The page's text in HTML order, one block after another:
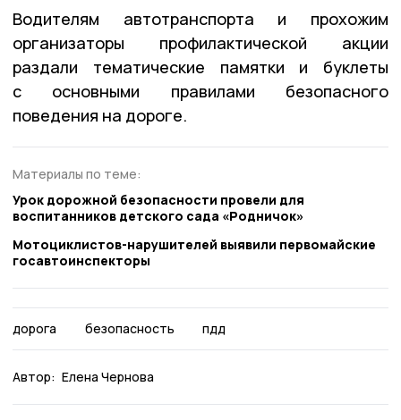
Водителям автотранспорта и прохожим
организаторы профилактической акции
раздали тематические памятки и буклеты
с основными правилами безопасного
поведения на дороге.
Материалы по теме:
Урок дорожной безопасности провели для
воспитанников детского сада «Родничок»
Мотоциклистов-нарушителей выявили первомайские
госавтоинспекторы
дорога безопасность пдд
Автор: Елена Чернова